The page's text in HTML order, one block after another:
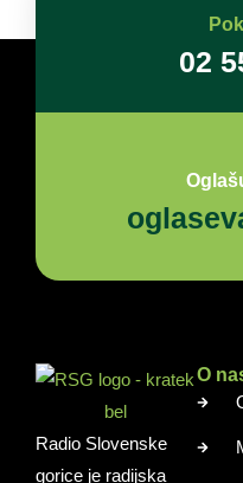
02
Radio Slovenske
gorice je radijska
O